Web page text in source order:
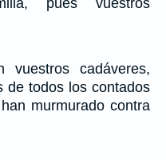
vuestros cadáveres,
de todos los contados
murmurado contra